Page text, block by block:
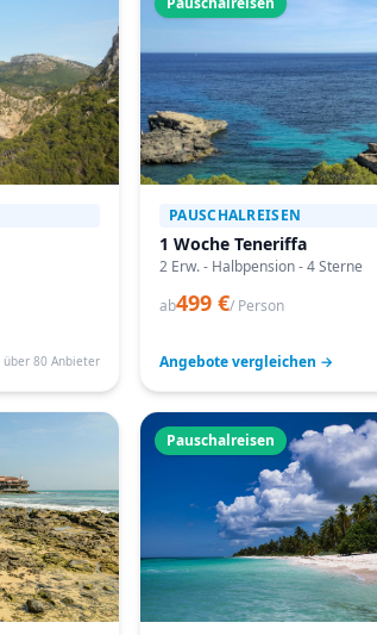
über 80 Anbieter
PAUSCHALREISEN
1 Woche Teneriffa
2 Erw. - Halbpension - 4 Sterne
ab499 €/ Person
Angebote vergleichen →
Pauschalreisen